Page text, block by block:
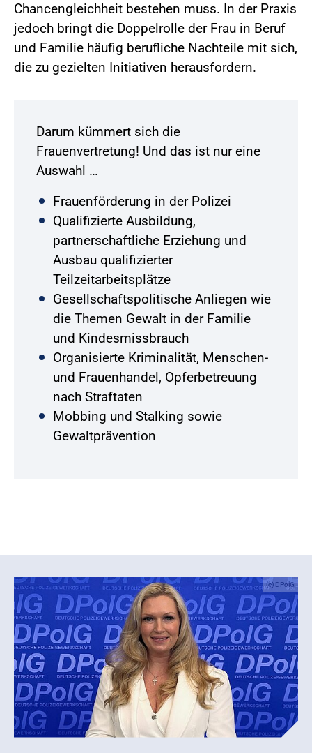
Chancengleichheit bestehen muss. In der Praxis
jedoch bringt die Doppelrolle der Frau in Beruf
und Familie häufig berufliche Nachteile mit sich,
die zu gezielten Initiativen herausfordern.
Darum kümmert sich die
Frauenvertretung! Und das ist nur eine
Auswahl …
Frauenförderung in der Polizei
Qualifizierte Ausbildung,
partnerschaftliche Erziehung und
Ausbau qualifizierter
Teilzeitarbeitsplätze
Gesellschaftspolitische Anliegen wie
die Themen Gewalt in der Familie
und Kindesmissbrauch
Organisierte Kriminalität, Menschen-
und Frauenhandel, Opferbetreuung
nach Straftaten
Mobbing und Stalking sowie
Gewaltprävention
(c) DPolG